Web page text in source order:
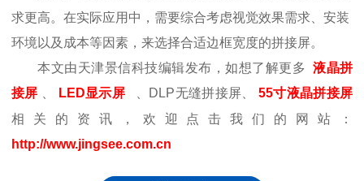
求更高。在实际应用中，需要综合考虑视觉效果需求、安装
环境以及成本等因素，来选择合适边框宽度的拼接屏。
本文由天津景信科技编辑发布，如想了解更多 液晶拼
接屏
LED显示屏 、DLP无缝拼接屏、
55寸液晶拼接屏
相关的资讯，欢迎点击我们的网站：
http://www.jingsee.com.cn